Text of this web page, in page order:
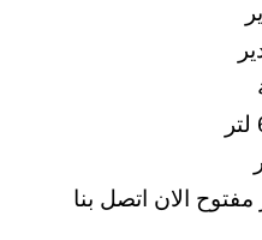
مفتوح الان اتصل بنا